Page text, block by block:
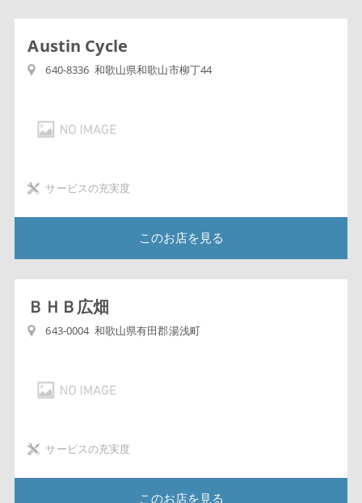
Austin Cycle
640-8336 和歌山県和歌山市柳丁44
サービスの充実度
このお店を見る
ＢＨＢ広畑
643-0004 和歌山県有田郡湯浅町
サービスの充実度
このお店を見る